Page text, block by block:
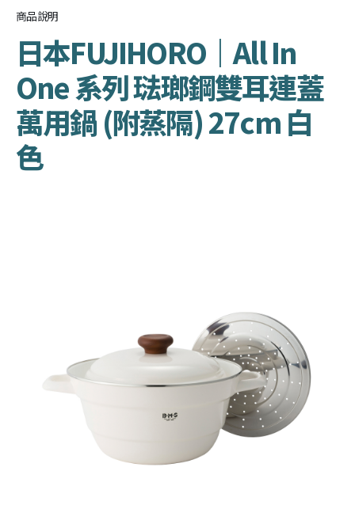
商品說明
日本FUJIHORO｜All In
One 系列 琺瑯鋼雙耳連蓋
萬用鍋 (附蒸隔) 27cm 白
色